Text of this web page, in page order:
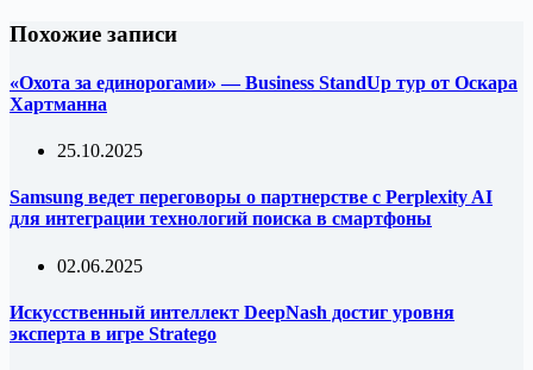
Похожие записи
«Охота за единорогами» — Business StandUp тур от Оскара
Хартманна
25.10.2025
Samsung ведет переговоры о партнерстве с Perplexity AI
для интеграции технологий поиска в смартфоны
02.06.2025
Искусственный интеллект DeepNash достиг уровня
эксперта в игре Stratego